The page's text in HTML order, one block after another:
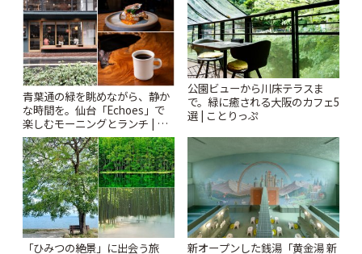
青葉通の緑を眺めながら、静か
な時間を。仙台「Echoes」で
楽しむモーニングとランチ | こ
とりっぷ
公園ビューから川床テラスま
で。緑に癒される大阪のカフェ5
選 | ことりっぷ
「ひみつの絶景」に出会う旅
新オープンした銭湯「黄金湯 新